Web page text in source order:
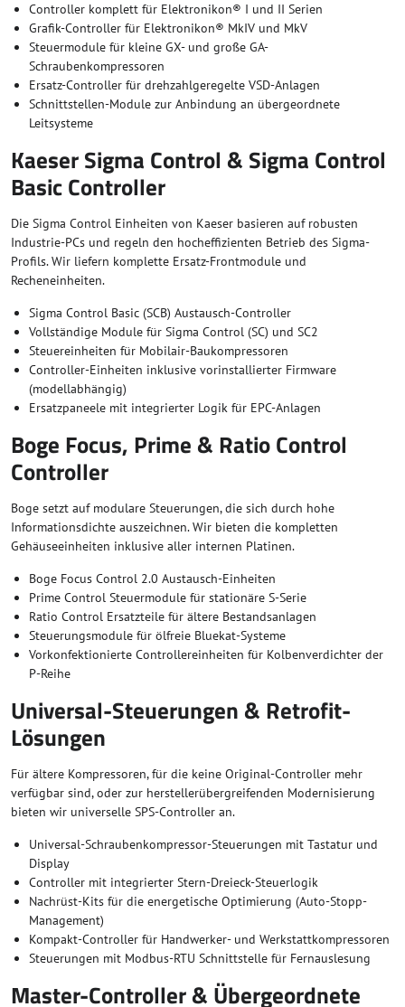
Controller komplett für Elektronikon® I und II Serien
Grafik-Controller für Elektronikon® MkIV und MkV
Steuermodule für kleine GX- und große GA-
Schraubenkompressoren
Ersatz-Controller für drehzahlgeregelte VSD-Anlagen
Schnittstellen-Module zur Anbindung an übergeordnete
Leitsysteme
Kaeser Sigma Control & Sigma Control
Basic Controller
Die Sigma Control Einheiten von Kaeser basieren auf robusten
Industrie-PCs und regeln den hocheffizienten Betrieb des Sigma-
Profils. Wir liefern komplette Ersatz-Frontmodule und
Recheneinheiten.
Sigma Control Basic (SCB) Austausch-Controller
Vollständige Module für Sigma Control (SC) und SC2
Steuereinheiten für Mobilair-Baukompressoren
Controller-Einheiten inklusive vorinstallierter Firmware
(modellabhängig)
Ersatzpaneele mit integrierter Logik für EPC-Anlagen
Boge Focus, Prime & Ratio Control
Controller
Boge setzt auf modulare Steuerungen, die sich durch hohe
Informationsdichte auszeichnen. Wir bieten die kompletten
Gehäuseeinheiten inklusive aller internen Platinen.
Boge Focus Control 2.0 Austausch-Einheiten
Prime Control Steuermodule für stationäre S-Serie
Ratio Control Ersatzteile für ältere Bestandsanlagen
Steuerungsmodule für ölfreie Bluekat-Systeme
Vorkonfektionierte Controllereinheiten für Kolbenverdichter der
P-Reihe
Universal-Steuerungen & Retrofit-
Lösungen
Für ältere Kompressoren, für die keine Original-Controller mehr
verfügbar sind, oder zur herstellerübergreifenden Modernisierung
bieten wir universelle SPS-Controller an.
Universal-Schraubenkompressor-Steuerungen mit Tastatur und
Display
Controller mit integrierter Stern-Dreieck-Steuerlogik
Nachrüst-Kits für die energetische Optimierung (Auto-Stopp-
Management)
Kompakt-Controller für Handwerker- und Werkstattkompressoren
Steuerungen mit Modbus-RTU Schnittstelle für Fernauslesung
Master-Controller & Übergeordnete